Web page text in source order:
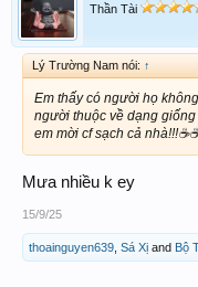
Thần Tài
Lý Trường Nam nói: ↑
Em thấy có người họ
người thuộc về dạng
em mời cf sạch cả
Mưa nhiều k ey
15/9/25
thoainguyen639 Sá Xị and Bộ